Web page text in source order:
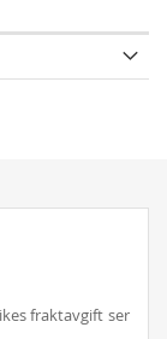
fraktavgift ser